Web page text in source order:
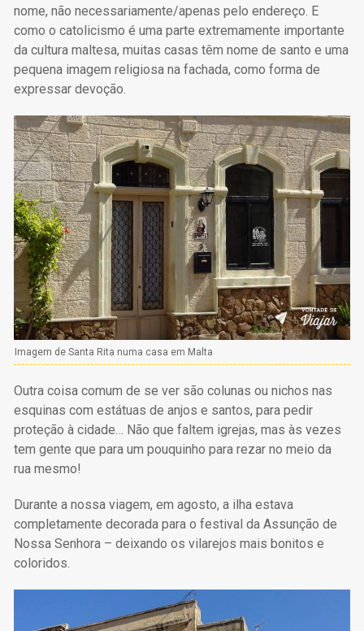
nome, não necessariamente/apenas pelo endereço. E
como o catolicismo é uma parte extremamente importante
da cultura maltesa, muitas casas têm nome de santo e uma
pequena imagem religiosa na fachada, como forma de
expressar devoção.
Imagem de Santa Rita numa casa em Malta
Outra coisa comum de se ver são colunas ou nichos nas
esquinas com estátuas de anjos e santos, para pedir
proteção à cidade… Não que faltem igrejas, mas às vezes
tem gente que para um pouquinho para rezar no meio da
rua mesmo!
Durante a nossa viagem, em agosto, a ilha estava
completamente decorada para o festival da Assunção de
Nossa Senhora – deixando os vilarejos mais bonitos e
coloridos.